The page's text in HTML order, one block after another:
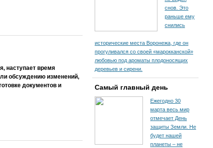
наступает время
обсуждению изменений,
документов и
снов. Это
раньше ему
снились
исторические места Воронежа, где он
прогуливался со своей «марокканской»
любовью под ароматы плодоносящих
деревьев и сирени.
Самый главный день
Ежегодно 30
марта весь мир
отмечает День
защиты Земли. Не
будет нашей
планеты – не